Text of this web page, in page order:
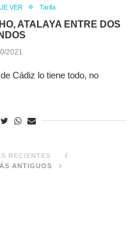
VER Tarifa
ATALAYA ENTRE DOS
2021
Cádiz lo tiene todo, no
RECIENTES
ANTIGUOS